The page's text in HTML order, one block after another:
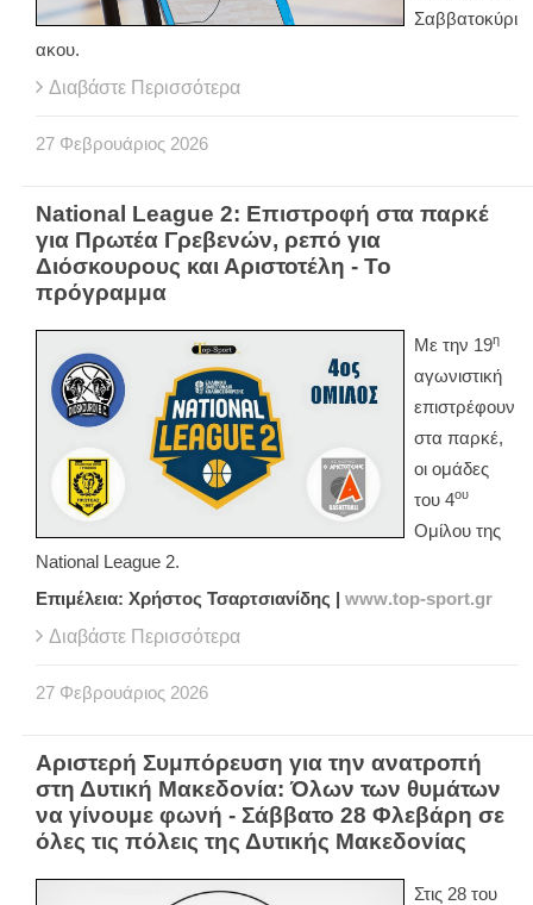
Σαββατοκύρι
ακου.
Διαβάστε Περισσότερα
27 Φεβρουάριος 2026
National League 2: Επιστροφή στα παρκέ
για Πρωτέα Γρεβενών, ρεπό για
Διόσκουρους και Αριστοτέλη - Το
πρόγραμμα
Με την 19η
αγωνιστική
επιστρέφουν
στα παρκέ,
οι ομάδες
του 4ου
Ομίλου της
National
League 2.
Επιμέλεια: Χρήστος Τσαρτσιανίδης | www.top-sport.gr
Διαβάστε Περισσότερα
27 Φεβρουάριος 2026
Αριστερή Συμπόρευση για την ανατροπή
στη Δυτική Μακεδονία: Όλων των θυμάτων
να γίνουμε φωνή - Σάββατο 28 Φλεβάρη σε
όλες τις πόλεις της Δυτικής Μακεδονίας
Στις 28 του